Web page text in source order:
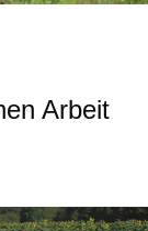
Arbeit